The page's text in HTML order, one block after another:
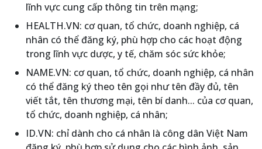
lĩnh vực cung cấp thông tin trên mạng;
HEALTH.VN: cơ quan, tổ chức, doanh nghiệp, cá
nhân có thể đăng ký, phù hợp cho các hoạt động
trong lĩnh vực dược, y tế, chăm sóc sức khỏe;
NAME.VN: cơ quan, tổ chức, doanh nghiệp, cá nhân
có thể đăng ký theo tên gọi như tên đầy đủ, tên
viết tắt, tên thương mại, tên bí danh... của cơ quan,
tổ chức, doanh nghiệp, cá nhân;
ID.VN: chỉ dành cho cá nhân là công dân Việt Nam